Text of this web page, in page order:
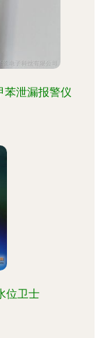
苯泄漏报警仪
位卫士